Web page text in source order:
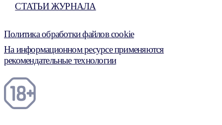
СТАТЬИ ЖУРНАЛА
Политика обработки файлов cookie
На информационном ресурсе применяются
рекомендательные технологии